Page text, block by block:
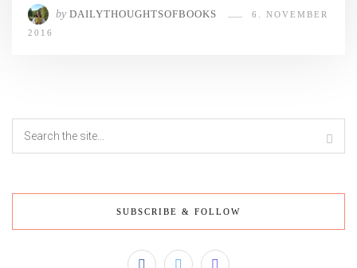
by DAILYTHOUGHTSOFBOOKS
6. NOVEMBER
2016
SUBSCRIBE & FOLLOW